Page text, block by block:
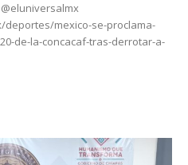
deportes/mexico-se-proclama-
de-la-concacaf-tras-derrotar-a-